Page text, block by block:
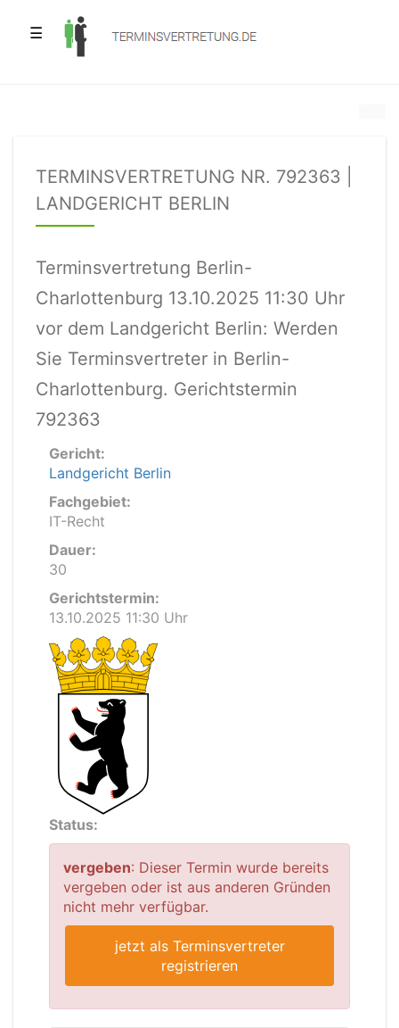
☰
TERMINSVERTRETUNG NR. 792363 |
LANDGERICHT BERLIN
Terminsvertretung Berlin-
Charlottenburg 13.10.2025 11:30 Uhr
vor dem Landgericht Berlin: Werden
Sie Terminsvertreter in Berlin-
Charlottenburg. Gerichtstermin
792363
Gericht:
Landgericht Berlin
Fachgebiet:
IT-Recht
Dauer:
30
Gerichtstermin:
13.10.2025 11:30 Uhr
Status:
vergeben: Dieser Termin wurde bereits
vergeben oder ist aus anderen Gründen
nicht mehr verfügbar.
jetzt als Terminsvertreter
registrieren